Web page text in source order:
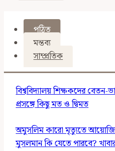
পঠিত
মন্তব্য
সাম্প্রতিক
বিশ্ববিদ্যালয় শিক্ষকদের বেতন-
প্রসঙ্গে কিছু মত ও দ্বিমত
অমুসলিম কারো মৃত্যুতে
মুসলমান কি যেতে পারবে?